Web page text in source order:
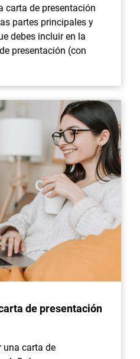
carta de presentación
partes principales y
debes incluir en la
presentación (con
de presentación
una carta de